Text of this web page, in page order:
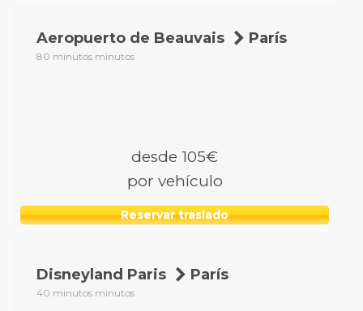
Aeropuerto de Beauvais París
80 minutos minutos
desde 105€
por vehículo
Reservar traslado
Disneyland Paris París
40 minutos minutos